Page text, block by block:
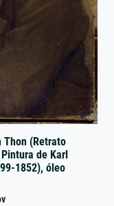
Thon (Retrato
de Karl
1852), óleo